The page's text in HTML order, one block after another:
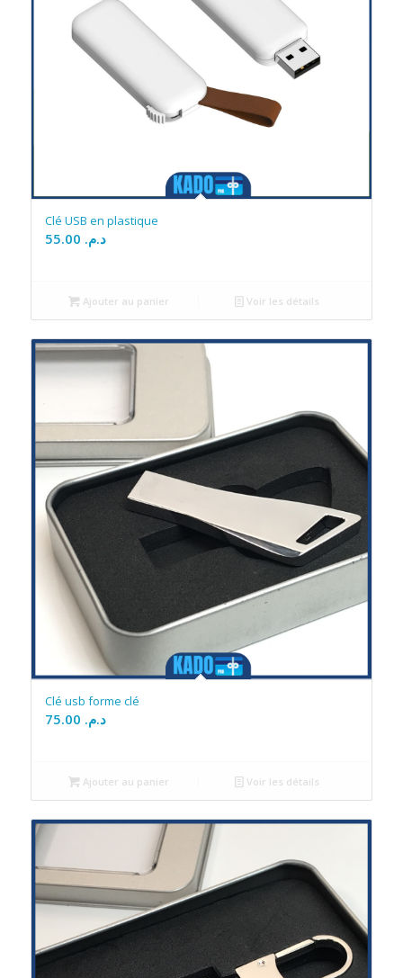
Clé USB en plastique
د.م.
Ajouter au panier Voir les détails
Clé usb forme clé
د.م.
Ajouter au panier Voir les détails